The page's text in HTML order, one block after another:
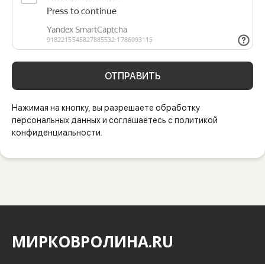
ОТПРАВИТЬ
Нажимая на кнопку, вы разрешаете обработку
персональных данных и соглашаетесь с политикой
конфиденциальности.
МИРКОВРОЛИНА.RU